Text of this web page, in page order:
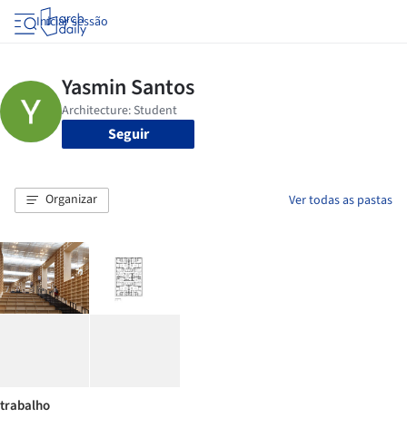
Iniciar sessão
Seguir
Organizar Ver todas as pastas
trabalho